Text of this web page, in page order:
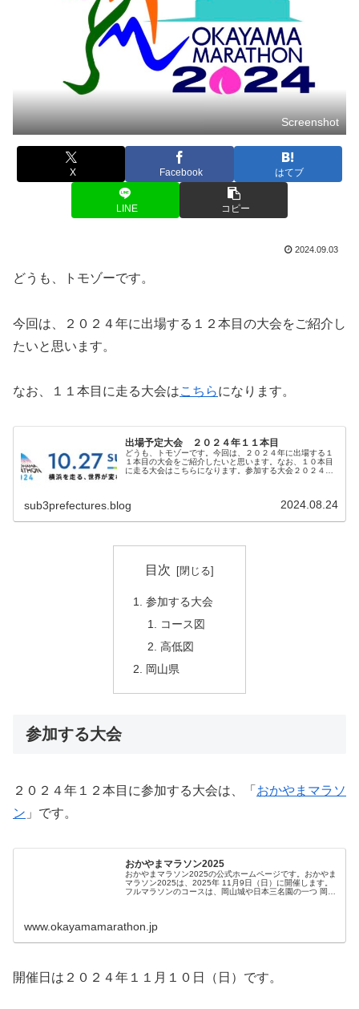
Screenshot
X Facebook はてブ
LINE コピー
2024.09.03
どうも、トモゾーです。
今回は、２０２４年に出場する１２本目の大会をご紹介し
たいと思います。
なお、１１本目に走る大会はこちらになります。
出場予定大会 ２０２４年１１本目
どうも、トモゾーです。今回は、２０２４年に出場する１
１本目の大会をご紹介したいと思います。なお、１０本目
に走る大会はこちらになります。参加する大会２０２４年
sub3prefectures.blog 2024.08.24
目次
参加する大会
コース図
高低図
岡山県
参加する大会
２０２４年１２本目に参加する大会は、「 おかやまマラソ
ン 」です。
おかやまマラソン2025
おかやまマラソン2025の公式ホームページです。おかやま
マラソン2025は、2025年 11月9日（日）に開催します。
フルマラソンのコースは、岡山城や日本三名園の一つ 岡山
www.okayamamarathon.jp
開催日は２０２４年１１月１０日（日）です。